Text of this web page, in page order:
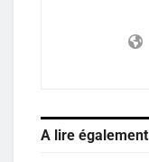
A lire également